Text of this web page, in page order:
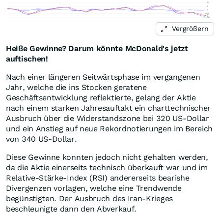
Vergrößern
Heiße Gewinne? Darum könnte McDonald's jetzt
auftischen!
Nach einer längeren Seitwärtsphase im vergangenen
Jahr, welche die ins Stocken geratene
Geschäftsentwicklung reflektierte, gelang der Aktie
nach einem starken Jahresauftakt ein charttechnischer
Ausbruch über die Widerstandszone bei 320 US-Dollar
und ein Anstieg auf neue Rekordnotierungen im Bereich
von 340 US-Dollar.
Diese Gewinne konnten jedoch nicht gehalten werden,
da die Aktie einerseits technisch überkauft war und im
Relative-Stärke-Index (RSI) andererseits bearishe
Divergenzen vorlagen, welche eine Trendwende
begünstigten. Der Ausbruch des Iran-Krieges
beschleunigte dann den Abverkauf.